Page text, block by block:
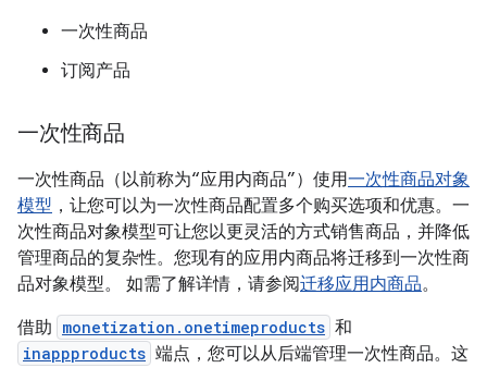
一次性商品
订阅产品
一次性商品
一次性商品（以前称为“应用内商品”）使用一次性商品对象
模型 ，让您可以为一次性商品配置多个购买选项和优惠。一
次性商品对象模型可让您以更灵活的方式销售商品，并降低
管理商品的复杂性。您现有的应用内商品将迁移到一次性商
品对象模型。 如需了解详情，请参阅迁移应用内商品。
借助 monetization.onetimeproducts 和
inappproducts 端点，您可以从后端管理一次性商品。这